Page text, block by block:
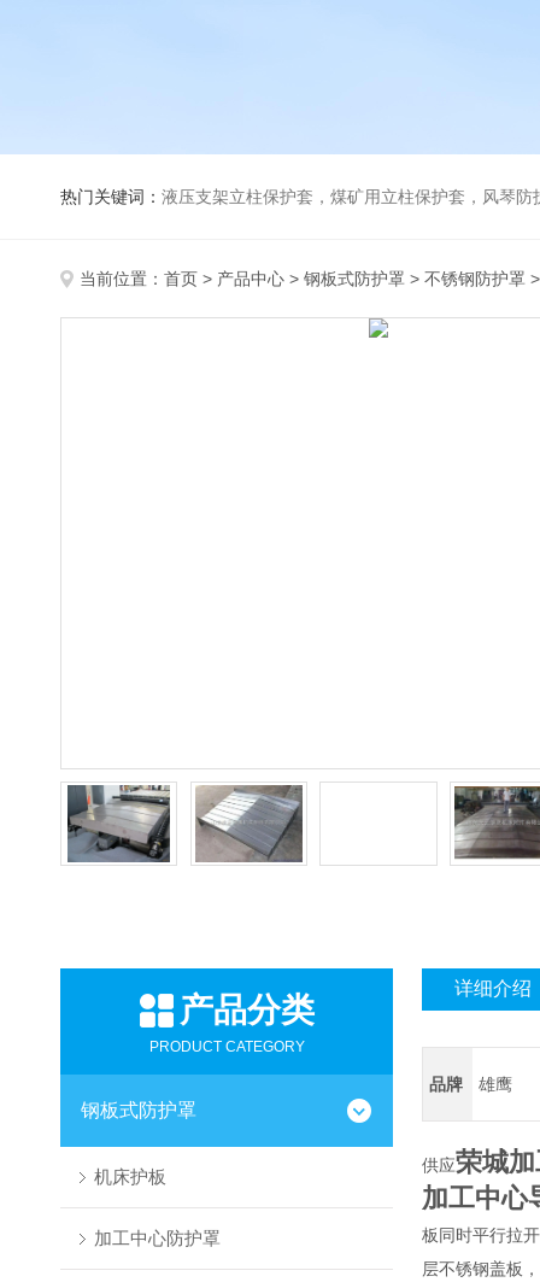
热门关键词： 液压支架立柱保护套，煤矿用立柱保护套，风琴
当前位置： 首页 > 产品中心 > 钢板式防护罩 > 不锈钢防护罩
产品分类
PRODUCT CATEGORY
钢板式防护罩
机床护板
加工中心防护罩
详细介绍
品牌 雄鹰
供应荣城
加工中心
板同时平行拉
层不锈钢盖板